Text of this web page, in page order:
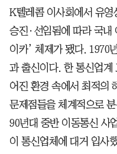
K텔레콤 이사회에서 유영
승진·선임됨에 따라 국내
이카’ 체제가 됐다. 1970
과 출신이다. 한 통신업계
어진 환경 속에서 최적의
문제점들을 체계적으로
90년대 중반 이동통신 사
이 통신업체에 대거 입사